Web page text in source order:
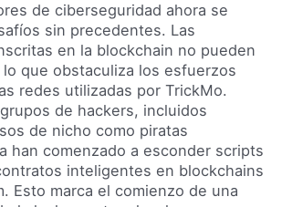
de ciberseguridad ahora se
sin precedentes. Las
en la blockchain no pueden
lo que obstaculiza los esfuerzos
redes utilizadas por TrickMo.
de hackers, incluidos
de nicho como piratas
han comenzado a esconder scripts
inteligentes en blockchains
Esto marca el comienzo de una